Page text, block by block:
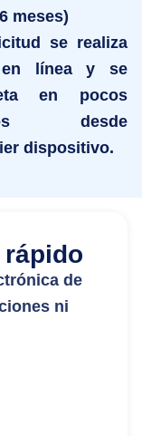
meses)
se realiza
en línea y se
en pocos
desde
dispositivo.
rápido
de
ni